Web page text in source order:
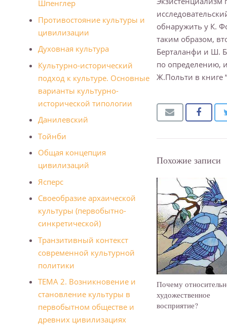
обнаружить у К.
таким образом,
Берталанфи и Ш.
по определению,
Ж.Польти в книге
Похожие записи
Почему
художественное
восприятие?
Шпенглер
Противостояние культуры и
цивилизации
Духовная культура
Культурно-исторический
подход к культуре. Основные
варианты культурно-
исторической типологии
Данилевский
Тойнби
Общая концепция
цивилизаций
Ясперс
Своеобразие архаической
культуры (первобытно-
синкретической)
Транзитивный контекст
современной культурной
политики
ТЕМА 2. Возникновение и
становление культуры в
первобытном обществе и
древних цивилизациях